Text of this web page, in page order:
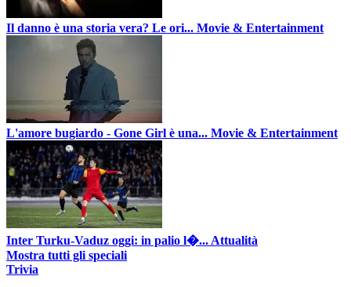
Il danno è una storia vera? Le ori... Movie & Entertainment
L'amore bugiardo - Gone Girl è una... Movie & Entertainment
Inter Turku-Vaduz oggi: in palio l�... Attualità
Mostra tutti gli speciali
Trivia